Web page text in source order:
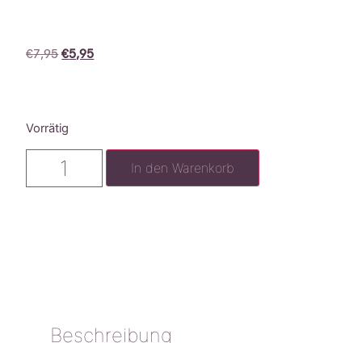
€7,95 €5,95
Vorrätig
In den Warenkorb
Beschreibung